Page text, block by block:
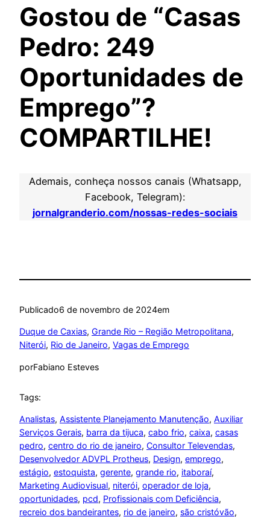
Gostou de “Casas
Pedro: 249
Oportunidades de
Emprego”?
COMPARTILHE!
Ademais, conheça nossos canais (Whatsapp,
Facebook, Telegram):
jornalgranderio.com/nossas-redes-sociais
Publicado6 de novembro de 2024em
Duque de Caxias, Grande Rio – Região Metropolitana
Niterói, Rio de Janeiro, Vagas de Emprego
porFabiano Esteves
Tags:
Analistas, Assistente Planejamento Manutenção, Auxiliar
Serviços Gerais, barra da tijuca, cabo frio, caixa, casas
pedro, centro do rio de janeiro, Consultor Televendas
Desenvolvedor ADVPL Protheus, Design, emprego
estágio, estoquista, gerente, grande rio, itaboraí
Marketing Audiovisual, niterói, operador de loja
oportunidades, pcd, Profissionais com Deficiência
recreio dos bandeirantes, rio de janeiro, são cristóvão